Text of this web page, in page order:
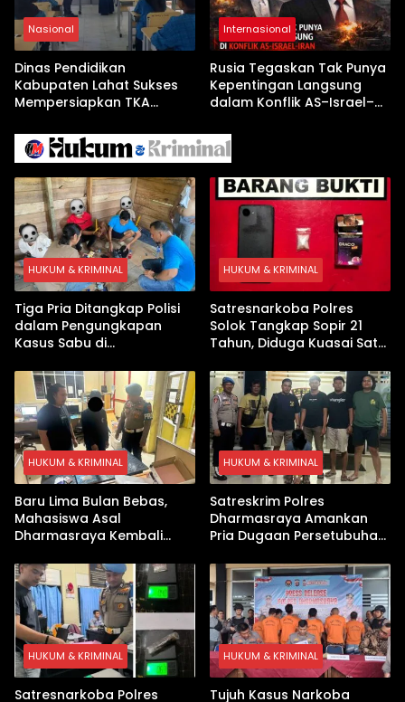
Nasional
Dinas Pendidikan
Kabupaten Lahat Sukses
Mempersiapkan TKA
Pembekalan Latihan Soal
Tanpa Internet
Internasional
Rusia Tegaskan Tak Punya
Kepentingan Langsung
dalam Konflik AS–Israel–
HUKUM & KRIMINAL
Tiga Pria Ditangkap Polisi
dalam Pengungkapan
Kasus Sabu di
Digital hingga Bong Disita
HUKUM & KRIMINAL
Satresnarkoba Polres
Solok Tangkap Sopir 21
Tahun, Diduga Kuasai Satu
HUKUM & KRIMINAL
Baru Lima Bulan Bebas,
Mahasiswa Asal
Dharmasraya Kembali
HUKUM & KRIMINAL
Satreskrim Polres
Dharmasraya Amankan
Pria Dugaan Persetubuhan
HUKUM & KRIMINAL
Satresnarkoba Polres
HUKUM & KRIMINAL
Tujuh Kasus Narkoba